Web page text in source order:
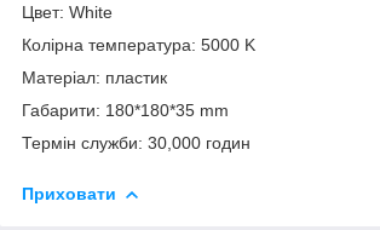
Цвет: White
Колірна температура: 5000 K
Матеріал: пластик
Габарити: 180*180*35 mm
Термін служби: 30,000 годин
Приховати